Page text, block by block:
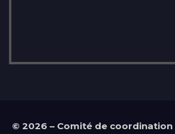
© 2026 – Comité de